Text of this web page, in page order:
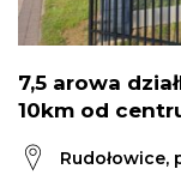
7,5 arowa
10km od